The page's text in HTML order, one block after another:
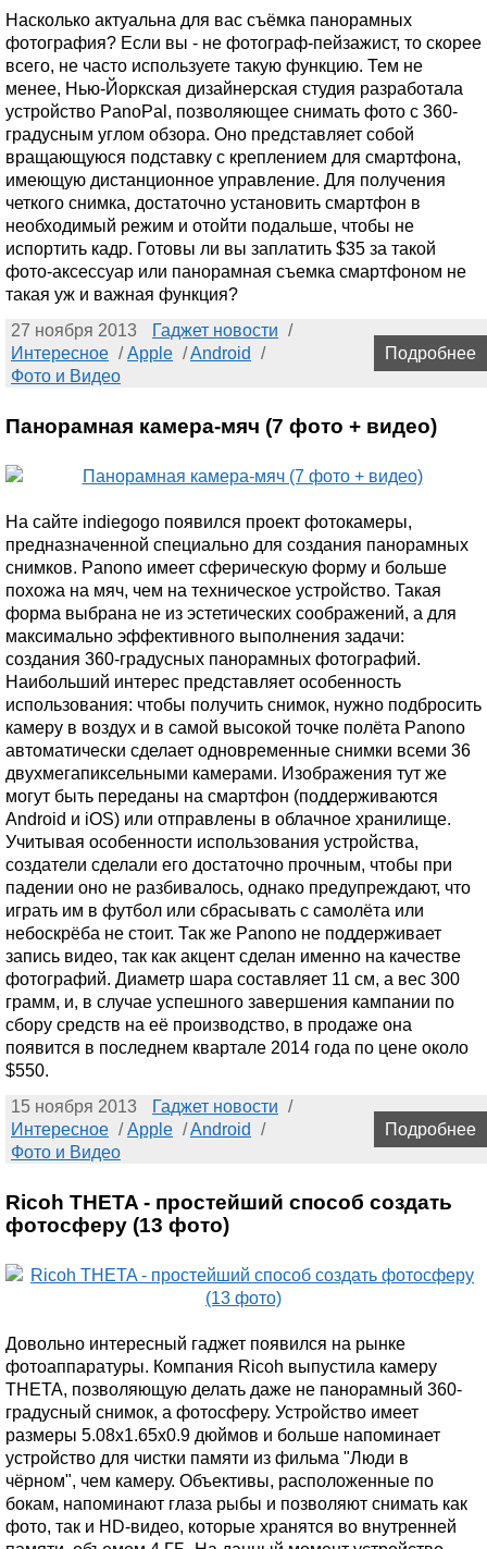
Насколько актуальна для вас съёмка панорамных
фотография? Если вы - не фотограф-пейзажист, то скорее
всего, не часто используете такую функцию. Тем не
менее, Нью-Йоркская дизайнерская студия разработала
устройство PanoPal, позволяющее снимать фото с 360-
градусным углом обзора. Оно представляет собой
вращающуюся подставку с креплением для смартфона,
имеющую дистанционное управление. Для получения
четкого снимка, достаточно установить смартфон в
необходимый режим и отойти подальше, чтобы не
испортить кадр. Готовы ли вы заплатить $35 за такой
фото-аксессуар или панорамная съемка смартфоном не
такая уж и важная функция?
27 ноября 2013
Гаджет новости /
Интересное /Apple /Android
/
Фото и Видео
Подробнее
Панорамная камера-мяч (7 фото + видео)
На сайте indiegogo появился проект фотокамеры,
предназначенной специально для создания панорамных
снимков. Panono имеет сферическую форму и больше
похожа на мяч, чем на техническое устройство. Такая
форма выбрана не из эстетических соображений, а для
максимально эффективного выполнения задачи:
создания 360-градусных панорамных фотографий.
Наибольший интерес представляет особенность
использования: чтобы получить снимок, нужно подбросить
камеру в воздух и в самой высокой точке полёта Panono
автоматически сделает одновременные снимки всеми 36
двухмегапиксельными камерами. Изображения тут же
могут быть переданы на смартфон (поддерживаются
Android и iOS) или отправлены в облачное хранилище.
Учитывая особенности использования устройства,
создатели сделали его достаточно прочным, чтобы при
падении оно не разбивалось, однако предупреждают, что
играть им в футбол или сбрасывать с самолёта или
небоскрёба не стоит. Так же Panono не поддерживает
запись видео, так как акцент сделан именно на качестве
фотографий. Диаметр шара составляет 11 см, а вес 300
грамм, и, в случае успешного завершения кампании по
сбору средств на её производство, в продаже она
появится в последнем квартале 2014 года по цене около
$550.
15 ноября 2013
Гаджет новости /
Интересное /Apple /Android
/
Фото и Видео
Подробнее
Ricoh THETA - простейший способ создать
фотосферу (13 фото)
Довольно интересный гаджет появился на рынке
фотоаппаратуры. Компания Ricoh выпустила камеру
THETA, позволяющую делать даже не панорамный 360-
градусный снимок, а фотосферу. Устройство имеет
размеры 5.08x1.65x0.9 дюймов и больше напоминает
устройство для чистки памяти из фильма "Люди в
чёрном", чем камеру. Объективы, расположенные по
бокам, напоминают глаза рыбы и позволяют снимать как
фото, так и HD-видео, которые хранятся во внутренней